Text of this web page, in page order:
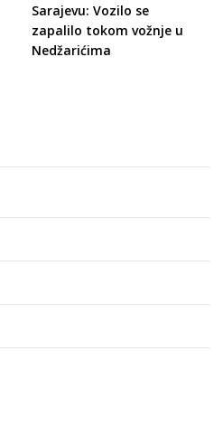
Sarajevu: Vozilo se
zapalilo tokom vožnje u
Nedžarićima